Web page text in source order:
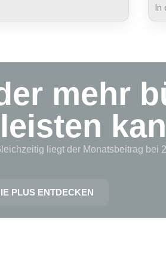
In
mehr
liegt der Monatsbeitrag bei
PLUS ENTDECKEN